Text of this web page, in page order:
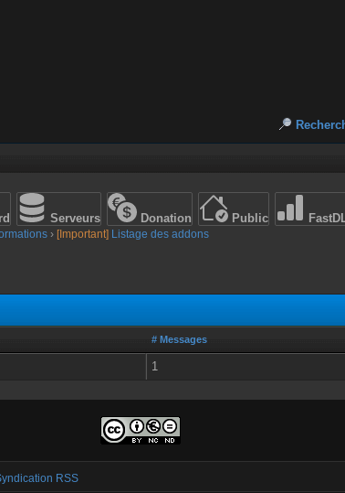
Serveurs Donation Public
› [Important] Listage des addons
# Messages
1
RSS